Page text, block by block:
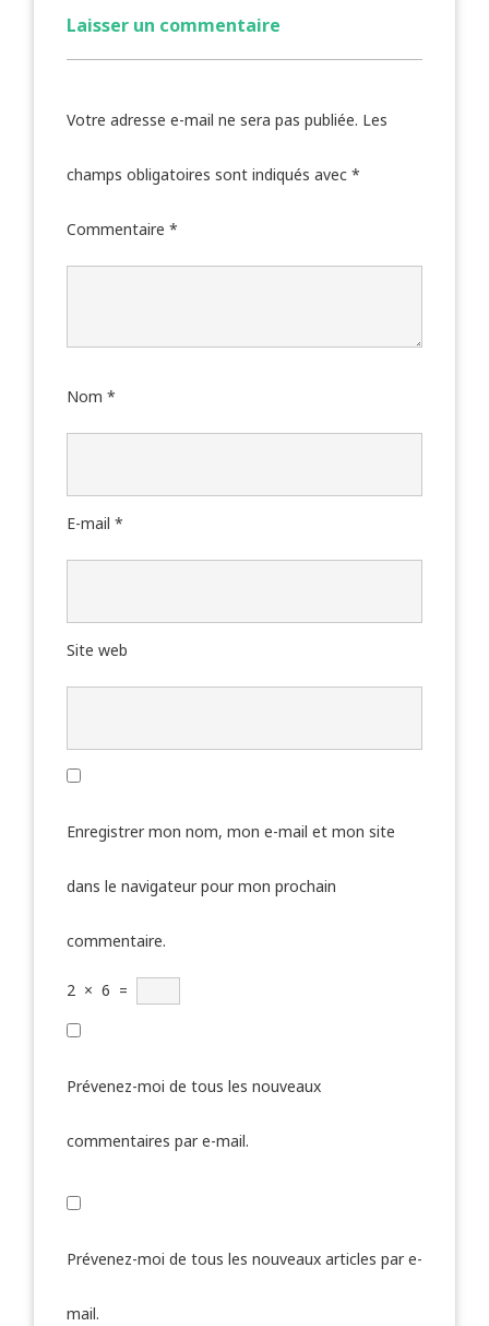
Laisser un commentaire
Votre adresse e-mail ne sera pas publiée. Les
champs obligatoires sont indiqués avec *
Commentaire *
Nom *
E-mail *
Site web
Enregistrer mon nom, mon e-mail et mon site
dans le navigateur pour mon prochain
commentaire.
2 × 6 =
Prévenez-moi de tous les nouveaux
commentaires par e-mail.
Prévenez-moi de tous les nouveaux articles par e-
mail.